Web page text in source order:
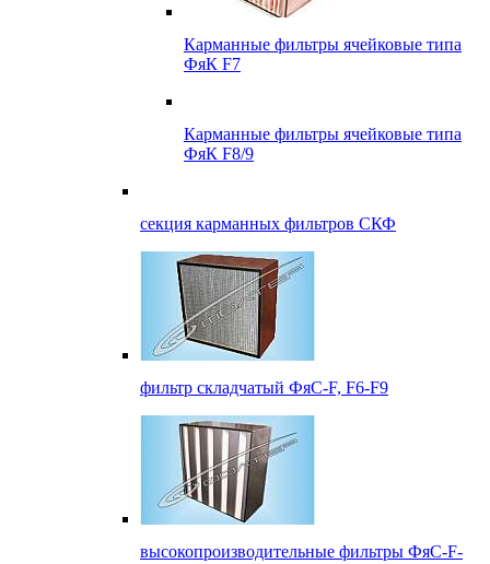
Карманные фильтры ячейковые типа
ФяК F7
Карманные фильтры ячейковые типа
ФяК F8/9
секция карманных фильтров СКФ
фильтр складчатый ФяС-F, F6-F9
высокопроизводительные фильтры ФяС-F-